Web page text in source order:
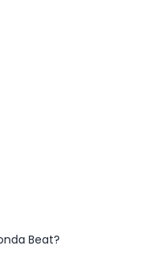
Beat?